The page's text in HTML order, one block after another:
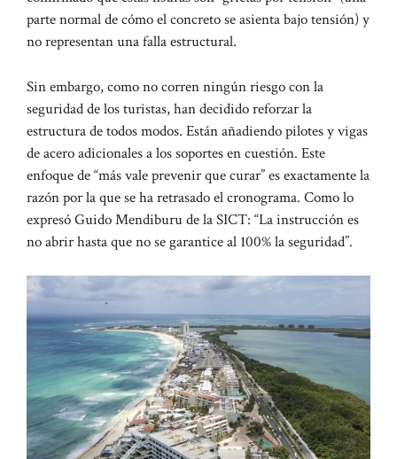
parte normal de cómo el concreto se asienta bajo tensión) y
no representan una falla estructural.
Sin embargo, como no corren ningún riesgo con la
seguridad de los turistas, han decidido reforzar la
estructura de todos modos. Están añadiendo pilotes y vigas
de acero adicionales a los soportes en cuestión. Este
enfoque de “más vale prevenir que curar” es exactamente la
razón por la que se ha retrasado el cronograma. Como lo
expresó Guido Mendiburu de la SICT: “La instrucción es
no abrir hasta que no se garantice al 100% la seguridad”.